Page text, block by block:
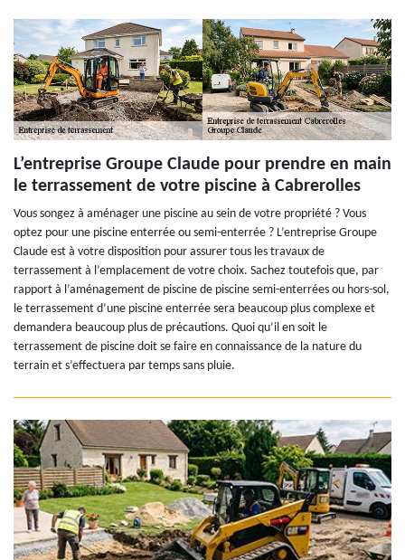
L’entreprise Groupe Claude pour prendre en main
le terrassement de votre piscine à Cabrerolles
Vous songez à aménager une piscine au sein de votre propriété ? Vous
optez pour une piscine enterrée ou semi-enterrée ? L’entreprise Groupe
Claude est à votre disposition pour assurer tous les travaux de
terrassement à l’emplacement de votre choix. Sachez toutefois que, par
rapport à l’aménagement de piscine de piscine semi-enterrées ou hors-sol,
le terrassement d’une piscine enterrée sera beaucoup plus complexe et
demandera beaucoup plus de précautions. Quoi qu’il en soit le
terrassement de piscine doit se faire en connaissance de la nature du
terrain et s’effectuera par temps sans pluie.